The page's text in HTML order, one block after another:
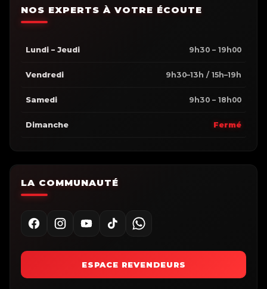
NOS EXPERTS À VOTRE ÉCOUTE
Lundi – Jeudi 9h30 – 19h00
Vendredi 9h30–13h / 15h–19h
Samedi 9h30 – 18h00
Dimanche Fermé
LA COMMUNAUTÉ
ESPACE REVENDEURS